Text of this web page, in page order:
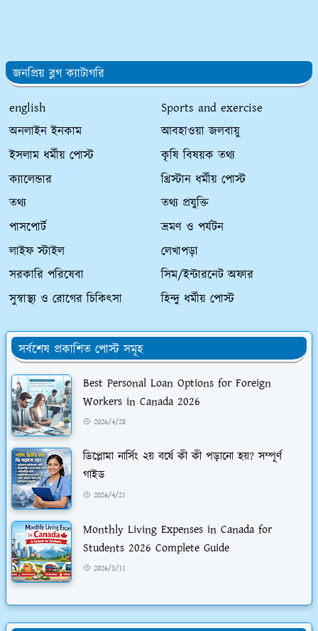
জনপ্রিয় ব্লগ ক্যাটাগরি
english
Sports and exercise
অনলাইন ইনকাম
আবহাওয়া জলবায়ু
ইসলাম ধর্মীয় পোস্ট
কৃষি বিষয়ক তথ্য
ক্যালেন্ডার
খ্রিস্টান ধর্মীয় পোস্ট
তথ্য
তথ্য প্রযুক্তি
পাসপোর্ট
ভ্রমণ ও পর্যটন
লাইফ স্টাইল
লেখাপড়া
সরকারি পরিষেবা
সিম/ইন্টারনেট অফার
সুস্বাস্থ্য ও রোগের চিকিৎসা
হিন্দু ধর্মীয় পোস্ট
সর্বশেষ প্রকাশিত পোস্ট সমূহ
Best Personal Loan Options for Foreign
Workers in Canada 2026
2026/4/28
ডিপ্লোমা নার্সিং ২য় বর্ষে কী কী পড়ানো হয়? সম্পূর্ণ
গাইড
2026/4/21
Monthly Living Expenses in Canada for
Students 2026 Complete Guide
2026/3/11